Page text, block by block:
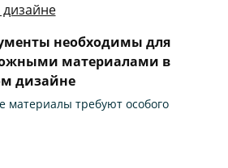
необходимы для
материалами в
дизайне
материалы требуют особого